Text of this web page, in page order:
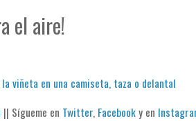
el aire!
la viñeta en una camiseta, taza o delantal
|| Sígueme en Twitter, Facebooky en